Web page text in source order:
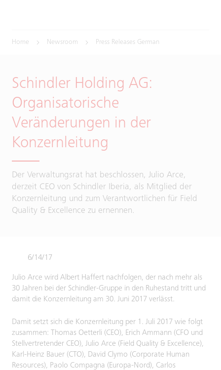
Home Newsroom Press Releases German
Schindler Holding AG:
Organisatorische
Veränderungen in der
Konzernleitung
Der Verwaltungsrat hat beschlossen, Julio Arce,
derzeit CEO von Schindler Iberia, als Mitglied der
Konzernleitung und zum Verantwortlichen für Field
Quality & Excellence zu ernennen.
6/14/17
Julio Arce wird Albert Haffert nachfolgen, der nach mehr als
30 Jahren bei der Schindler-Gruppe in den Ruhestand tritt und
damit die Konzernleitung am 30. Juni 2017 verlässt.
Damit setzt sich die Konzernleitung per 1. Juli 2017 wie folgt
zusammen: Thomas Oetterli (CEO), Erich Ammann (CFO und
Stellvertretender CEO), Julio Arce (Field Quality & Excellence),
Karl-Heinz Bauer (CTO), David Clymo (Corporate Human
Resources), Paolo Compagna (Europa-Nord), Carlos